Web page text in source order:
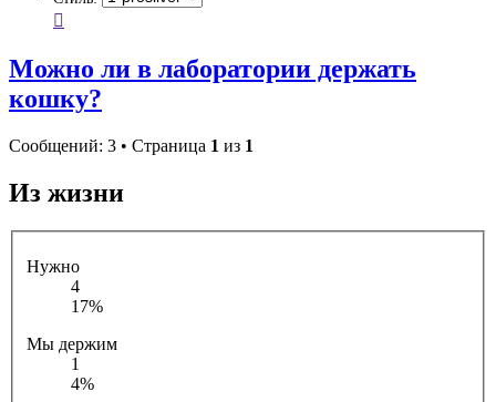
Можно ли в лаборатории держать
кошку?
Сообщений: 3 • Страница 1 из 1
Из жизни
Нужно
4
17%
Мы держим
1
4%